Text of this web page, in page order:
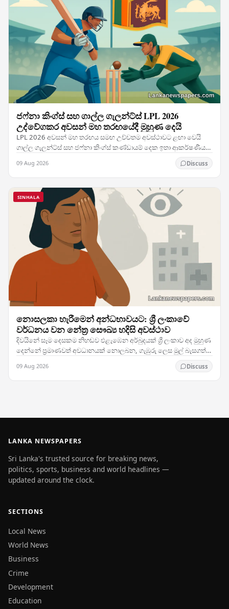
ජෆ්නා කිංග්ස් සහ ගාල්ල ගැලන්ට්ස් LPL 2026
උද්වේගකර අවසන් මහ තරඟයේදී මුහුණ දෙයි
LPL 2026 අවසන් මහ තරඟය සමඟ උච්චතම අවස්ථාවට ළඟා වෙයි
ගාල්ල ගැලන්ට්ස් සහ ජෆ්නා කිංග්ස් කණ්ඩායම් දෙක ඉතා ආකර්ෂණීය
09 Aug 2026 Discuss
SINHALA
නොසලකා හැරීමෙන් අන්ධභාවයට: ශ්‍රී ලංකාවේ
වර්ධනය වන නේත්‍ර සෞඛ්‍ය හදිසි අවස්ථාව
දිවයිනේ සෑම දෙසකම නිහඬව එළැඹෙන අර්බුදයක් ශ්‍රී ලංකාව අද මුහුණ
දෙන්නේ ප්‍රමාණවත් අවධානයක් නොලබන, ගැඹුරු ලෙස මුල් බැසගත්
09 Aug 2026 Discuss
LANKA NEWSPAPERS
Sri Lanka's trusted source for breaking news,
politics, sports, business and world headlines —
updated around the clock.
SECTIONS
Local News
World News
Business
Crime
Development
Education